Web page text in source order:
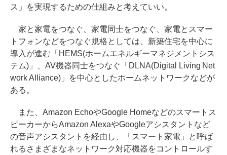
ス」を実現するための仕組みと考えていい。
家と家電をつなぐ、家電同士をつなぐ、家電とスマー
トフォンなどをつなぐ規格としては、新築住宅を中心に
導入が進む「HEMS(ホームエネルギーマネジメントシス
テム)」、AV機器同士をつなぐ「DLNA(Digital Living Net
work Alliance)」を中心としたホームネットワークなどが
ある。
また、Amazon EchoやGoogle Homeなどのスマートス
ピーカーからAmazon AlexaやGoogleアシスタントなど
の音声アシスタントを経由し、「スマート家電」と呼ば
れるさまざまなネットワーク対応機器をコントロールす